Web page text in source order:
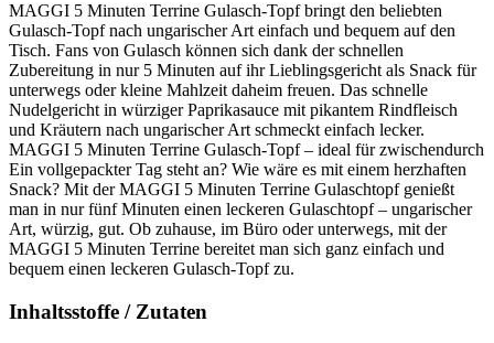
MAGGI 5 Minuten Terrine Gulasch-Topf bringt den beliebten
Gulasch-Topf nach ungarischer Art einfach und bequem auf den
Tisch. Fans von Gulasch können sich dank der schnellen
Zubereitung in nur 5 Minuten auf ihr Lieblingsgericht als Snack für
unterwegs oder kleine Mahlzeit daheim freuen. Das schnelle
Nudelgericht in würziger Paprikasauce mit pikantem Rindfleisch
und Kräutern nach ungarischer Art schmeckt einfach lecker.
MAGGI 5 Minuten Terrine Gulasch-Topf – ideal für zwischendurch
Ein vollgepackter Tag steht an? Wie wäre es mit einem herzhaften
Snack? Mit der MAGGI 5 Minuten Terrine Gulaschtopf genießt
man in nur fünf Minuten einen leckeren Gulaschtopf – ungarischer
Art, würzig, gut. Ob zuhause, im Büro oder unterwegs, mit der
MAGGI 5 Minuten Terrine bereitet man sich ganz einfach und
bequem einen leckeren Gulasch-Topf zu.
Inhaltsstoffe / Zutaten